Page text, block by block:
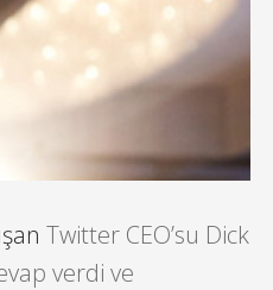
Twitter CEO’su Dick
verdi ve